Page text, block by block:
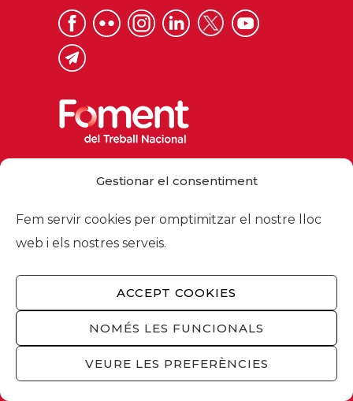
Gestionar el consentiment
Fem servir cookies per omptimitzar el nostre lloc
web i els nostres serveis.
ACCEPT COOKIES
NOMÉS LES FUNCIONALS
VEURE LES PREFERÈNCIES
foment@foment.com
© 2026 - Foment del Treball Nacional
Nosaltres
privacitat/ Política cookies/Privacitat
xarxes socials